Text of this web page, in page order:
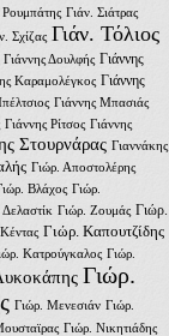
Ρουμπάτης Γιάν. Σιάτρας
Σχίζας Γιάν. Τόλιος
Γιάννης Δουλφής Γιάννης
Καραμολέγκος Γιάννης
Γιάννης Μπασιάς
Γιάννης Ρίτσος Γιάννης
Στουρνάρας Γιαννάκης
Γιώρ. Αποστολέρης
Βλάχος Γιώρ.
Γιώρ. Ζουμάς Γιώρ.
Γιώρ. Καπουτζίδης
Κατρούγκαλος Γιώρ.
Γιώρ.
Γιώρ. Μενεσιάν Γιώρ.
Γιώρ. Νικητιάδης